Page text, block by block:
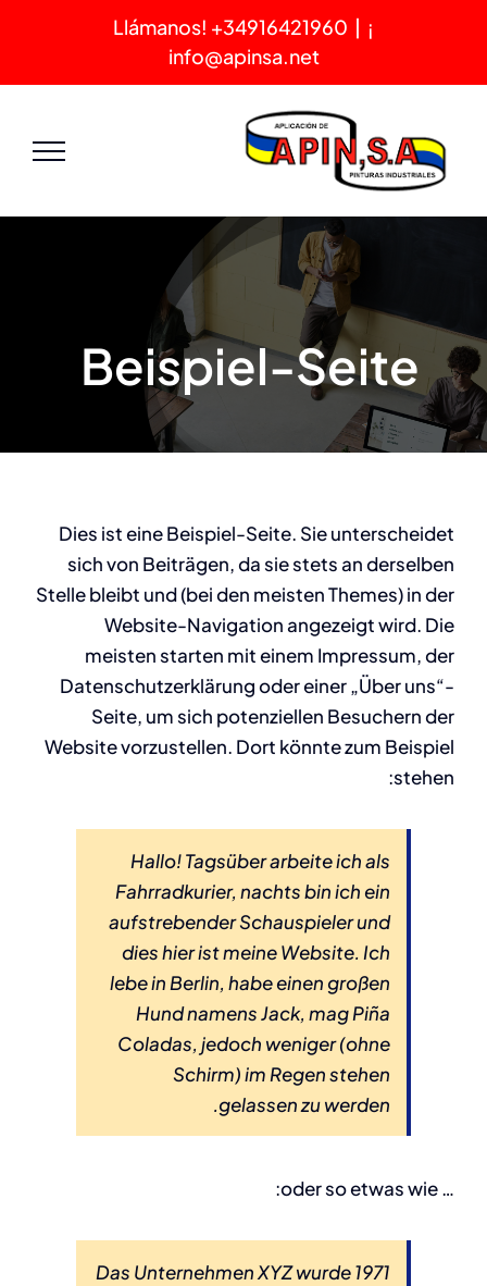
¡Llámanos! +34916421960
|
info@apinsa.net
Beispiel-Seite
Dies ist eine Beispiel-Seite. Sie unterscheidet
sich von Beiträgen, da sie stets an derselben
Stelle bleibt und (bei den meisten Themes) in der
Website-Navigation angezeigt wird. Die
meisten starten mit einem Impressum, der
Datenschutzerklärung oder einer „Über uns“-
Seite, um sich potenziellen Besuchern der
Website vorzustellen. Dort könnte zum Beispiel
stehen:
Hallo! Tagsüber arbeite ich als
Fahrradkurier, nachts bin ich ein
aufstrebender Schauspieler und
dies hier ist meine Website. Ich
lebe in Berlin, habe einen großen
Hund namens Jack, mag Piña
Coladas, jedoch weniger (ohne
Schirm) im Regen stehen
gelassen zu werden.
… oder so etwas wie:
Das Unternehmen XYZ wurde 1971